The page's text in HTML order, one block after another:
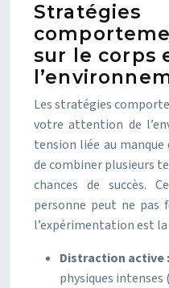
Stratégies
sur le corps
Les stratégies
votre attention de
tension liée au
de combiner plusieurs
chances de succès.
personne peut ne pas
l’expérimentation est la
Distraction active :
physiques intenses